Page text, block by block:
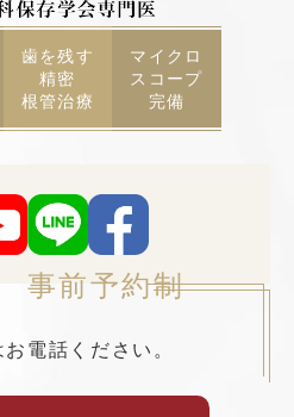
歯を残す
精密
根管治療
マイクロ
スコープ
完備
事前予約制
電話ください。